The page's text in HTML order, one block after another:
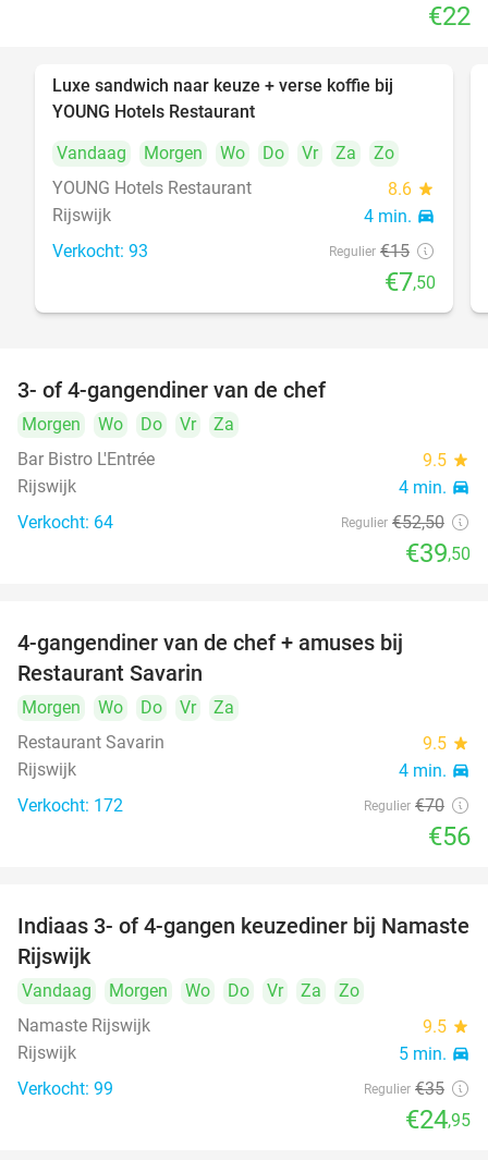
€22
Luxe sandwich naar keuze + verse koffie bij
YOUNG Hotels Restaurant
Vandaag
Morgen Wo Do Vr Za
Zo
YOUNG Hotels Restaurant
8.6 star
Rijswijk 4 min. directions_car
Verkocht: 93 Regulier €15
€7,50
3- of 4-gangendiner van de chef
Morgen Wo Do Vr
Za
Bar Bistro L'Entrée
9.5 star
Rijswijk 4 min. directions_car
Verkocht: 64 Regulier €52,50
€39,50
4-gangendiner van de chef + amuses bij
Restaurant Savarin
Morgen Wo Do Vr
Za
Restaurant Savarin
9.5 star
Rijswijk 4 min. directions_car
Verkocht: 172 Regulier €70
€56
29%
Indiaas 3- of 4-gangen keuzediner bij Namaste
Rijswijk
Vandaag Morgen Wo Do Vr Za
Zo
Namaste Rijswijk
9.5 star
Rijswijk 5 min. directions_car
Verkocht: 99 Regulier €35
€24,95